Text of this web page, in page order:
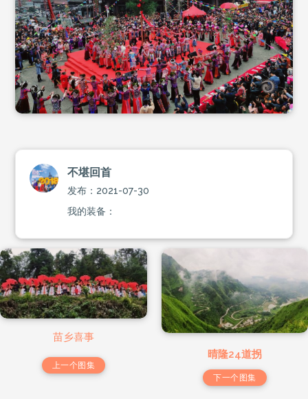
不堪回首
发布：2021-07-30
我的装备：
苗乡喜事
上一个图集
晴隆24道拐
下一个图集